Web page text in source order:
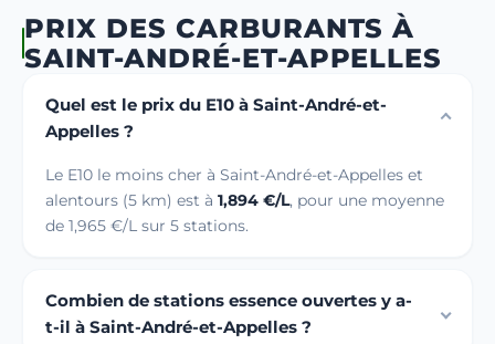
PRIX DES CARBURANTS À
SAINT-ANDRÉ-ET-APPELLES
Quel est le prix du E10 à Saint-André-et-
Appelles ?
Le E10 le moins cher à Saint-André-et-Appelles et
alentours (5 km) est à 1,894 €/L, pour une moyenne
de 1,965 €/L sur 5 stations.
Combien de stations essence ouvertes y a-
t-il à Saint-André-et-Appelles ?